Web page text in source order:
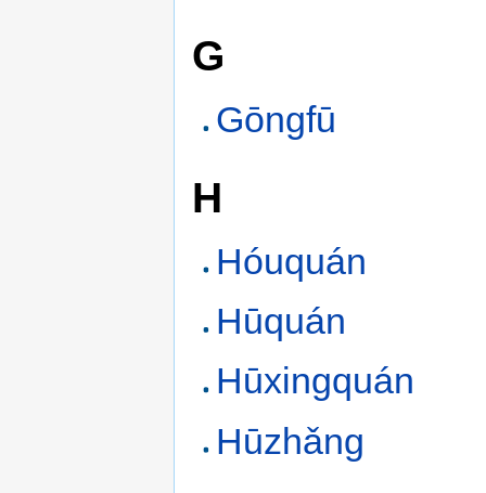
G
Gōngfū
H
Hóuquán
Hūquán
Hūxingquán
Hūzhǎng